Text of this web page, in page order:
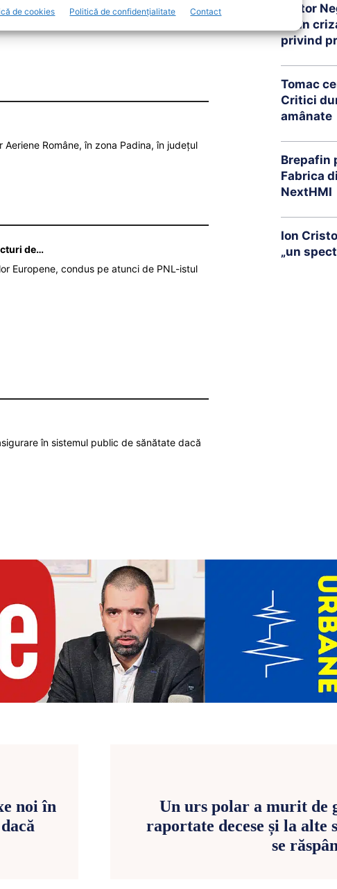
de cookies Politică de confidențialitate Contact
Române, în zona Padina, în județul
de…
Europene, condus pe atunci de PNL-istul
în sistemul public de sănătate dacă
Victor
UE în
privind
Tomac
Critici
amânate
Brepafin
Fabrica
NextHMI
Ion
„un
noi în
Un urs polar a murit de
raportate decese și la alte
se